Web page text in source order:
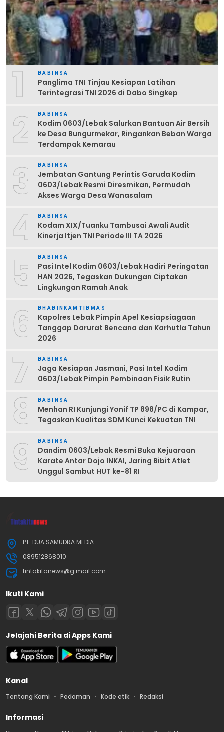
1 BABINSA
Panglima TNI Tinjau Kesiapan Latihan
Terintegrasi TNI 2026 di Dabo Singkep
2 BABINSA
Kodim 0603/Lebak Salurkan Bantuan Air Bersih
ke Desa Bungurmekar, Ringankan Beban Warga
Terdampak Kemarau
3 BABINSA
Jembatan Gantung Perintis Garuda Kodim
0603/Lebak Resmi Diresmikan, Permudah
Akses Warga Desa Wanasalam
4 BABINSA
Kodam XIX/Tuanku Tambusai Awali Audit
Kinerja Itjen TNI Periode III TA 2026
5 BABINSA
Pasi Intel Kodim 0603/Lebak Hadiri Peringatan
HAN 2026, Tegaskan Dukungan Ciptakan
Lingkungan Ramah Anak
6 BHABINKAMTIBMAS
Kapolres Lebak Pimpin Apel Kesiapsiagaan
Tanggap Darurat Bencana dan Karhutla Tahun
2026
7 BABINSA
Jaga Kesiapan Jasmani, Pasi Intel Kodim
0603/Lebak Pimpin Pembinaan Fisik Rutin
8 BABINSA
Menhan RI Kunjungi Yonif TP 898/PC di Kampar,
Tegaskan Kualitas SDM Kunci Kekuatan TNI
9 BABINSA
Dandim 0603/Lebak Resmi Buka Kejuaraan
Karate Antar Dojo INKAI, Jaring Bibit Atlet
Unggul Sambut HUT ke-81 RI
PT. DUA SAMUDRA MEDIA
089512868010
tintakitanews@g.mail.com
Ikuti Kami
Jelajahi Berita di Apps Kami
Kanal
Tentang Kami Pedoman Kode etik Redaksi
Informasi